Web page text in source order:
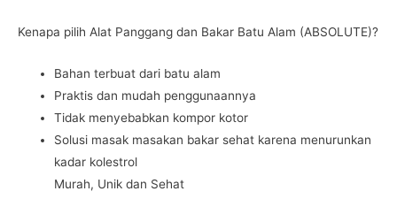
Kenapa pilih Alat Panggang dan Bakar Batu Alam (ABSOLUTE)?
Bahan terbuat dari batu alam
Praktis dan mudah penggunaannya
Tidak menyebabkan kompor kotor
Solusi masak masakan bakar sehat karena menurunkan
kadar kolestrol
Murah, Unik dan Sehat